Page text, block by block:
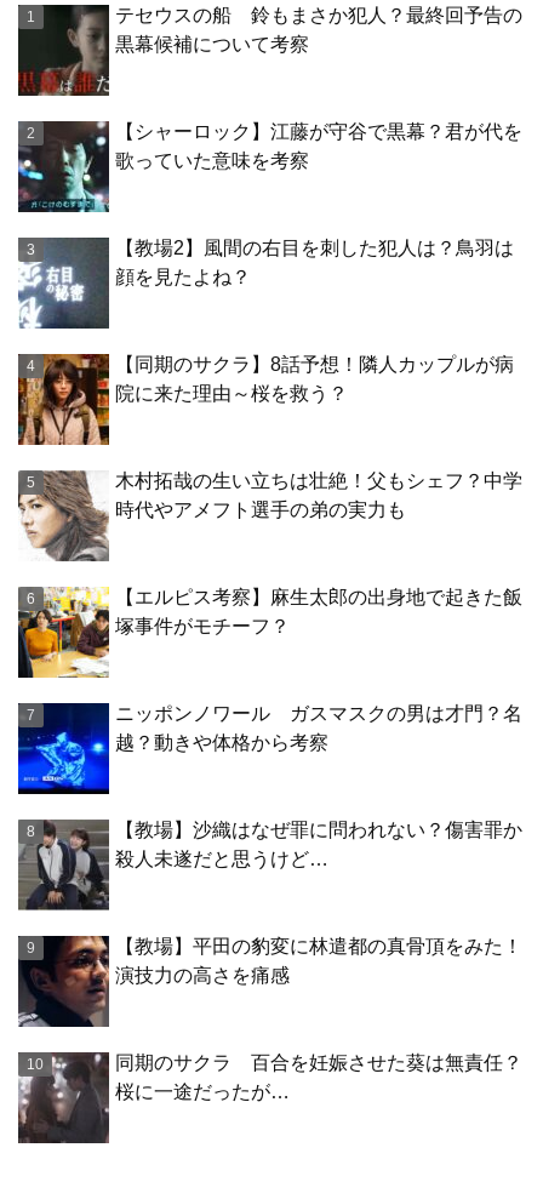
テセウスの船 鈴もまさか犯人？最終回予告の
黒幕候補について考察
【シャーロック】江藤が守谷で黒幕？君が代を
歌っていた意味を考察
【教場2】風間の右目を刺した犯人は？鳥羽は
顔を見たよね？
【同期のサクラ】8話予想！隣人カップルが病
院に来た理由～桜を救う？
木村拓哉の生い立ちは壮絶！父もシェフ？中学
時代やアメフト選手の弟の実力も
【エルピス考察】麻生太郎の出身地で起きた飯
塚事件がモチーフ？
ニッポンノワール ガスマスクの男は才門？名
越？動きや体格から考察
【教場】沙織はなぜ罪に問われない？傷害罪か
殺人未遂だと思うけど…
【教場】平田の豹変に林遣都の真骨頂をみた！
演技力の高さを痛感
同期のサクラ 百合を妊娠させた葵は無責任？
桜に一途だったが…